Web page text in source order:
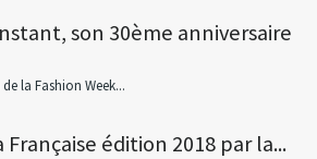
son 30ème anniversaire
la Fashion Week...
Française édition 2018 par la...